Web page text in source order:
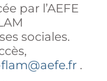
par l’AEFE
sociales.
.